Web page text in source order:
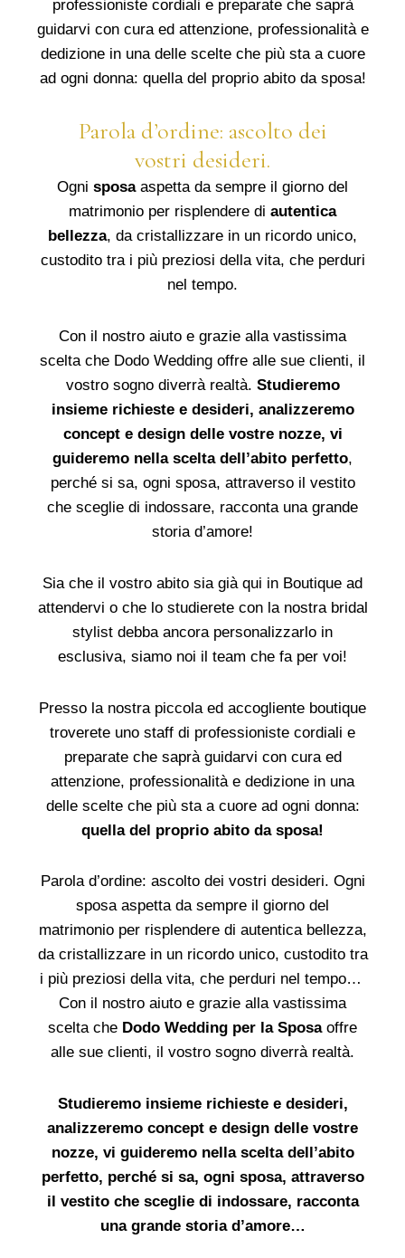
professioniste cordiali e preparate che saprà
guidarvi con cura ed attenzione, professionalità e
dedizione in una delle scelte che più sta a cuore
ad ogni donna: quella del proprio abito da sposa!
Parola d’ordine: ascolto dei
vostri desideri.
Ogni sposaaspetta da sempre il giorno del
matrimonio per risplendere di autentica
bellezza, da cristallizzare in un ricordo unico,
custodito tra i più preziosi della vita, che perduri
nel tempo.
Con il nostro aiuto e grazie alla vastissima
scelta che Dodo Wedding offre alle sue clienti, il
vostro sogno diverrà realtà. Studieremo
insieme richieste e desideri, analizzeremo
concept e design delle vostre nozze, vi
guideremo nella scelta dell’abito perfetto,
perché si sa, ogni sposa, attraverso il vestito
che sceglie di indossare, racconta una grande
storia d’amore!
Sia che il vostro abito sia già qui in Boutique ad
attendervi o che lo studierete con la nostra bridal
stylist debba ancora personalizzarlo in
esclusiva, siamo noi il team che fa per voi!
Presso la nostra piccola ed accogliente boutique
troverete uno staff di professioniste cordiali e
preparate che saprà guidarvi con cura ed
attenzione, professionalità e dedizione in una
delle scelte che più sta a cuore ad ogni donna:
quella del proprio abito da sposa!
Parola d’ordine: ascolto dei vostri desideri. Ogni
sposa aspetta da sempre il giorno del
matrimonio per risplendere di autentica bellezza,
da cristallizzare in un ricordo unico, custodito tra
i più preziosi della vita, che perduri nel tempo…
Con il nostro aiuto e grazie alla vastissima
scelta che Dodo Wedding per la Sposaoffre
alle sue clienti, il vostro sogno diverrà realtà.
Studieremo insieme richieste e desideri,
analizzeremo concept e design delle vostre
nozze, vi guideremo nella scelta dell’abito
perfetto, perché si sa, ogni sposa, attraverso
il vestito che sceglie di indossare, racconta
una grande storia d’amore…